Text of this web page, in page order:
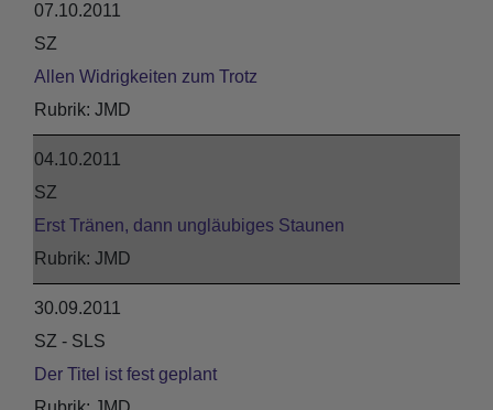
07.10.2011
SZ
Allen Widrigkeiten zum Trotz
JMD
04.10.2011
SZ
Erst Tränen, dann ungläubiges Staunen
JMD
30.09.2011
SZ - SLS
Der Titel ist fest geplant